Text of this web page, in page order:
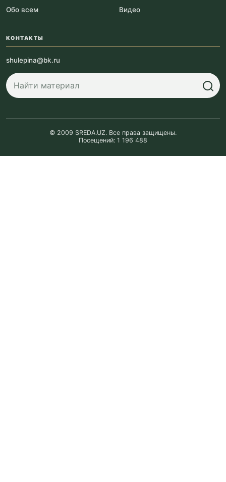
Обо всем
Видео
КОНТАКТЫ
shulepina@bk.ru
© 2009 SREDA.UZ. Все права защищены.
Посещений: 1 196 488